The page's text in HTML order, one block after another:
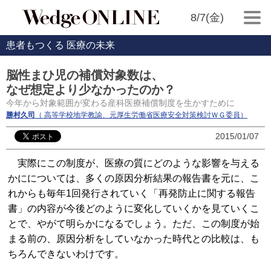
8/7(金)
患者もつくる 医療の未来
脳性まひ児の補償対象数は、
なぜ想定より少なかったのか？
今年から対象範囲が変わる産科医療補償制度を生かすために
勝村久司 （ 高等学校地学教諭、元厚生労働省医療安全対策検討ＷＧ委員）
2015/01/07
実際にこの制度が、医療の質にどのような影響を与える
かにについては、多くの原因分析結果の報告書を元に、こ
れからも毎年1回発行されていく「再発防止に関する報告
書」の内容が今後どのように変化していくかを見ていくこ
とで、やがて明らかになるでしょう。ただ、この制度が始
まる前の、原因分析をしていなかった時代との比較は、も
ちろんできないわけです。